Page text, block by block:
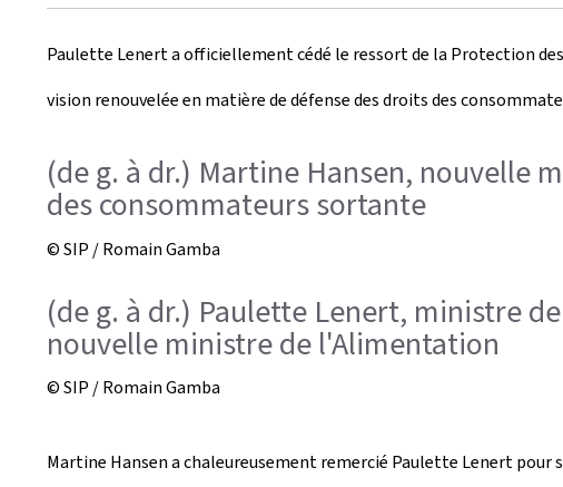
r
é
e
e
Paulette Lenert a officiellement cédé le ressort de la Protection
vision renouvelée en matière de défense des droits des
(de g. à dr.) Martine Hansen, nouvelle
des consommateurs sortante
© SIP / Romain Gamba
(de g. à dr.) Paulette Lenert, ministre
nouvelle ministre de l'Alimentation
© SIP / Romain Gamba
Martine Hansen a chaleureusement remercié Paulette Lenert